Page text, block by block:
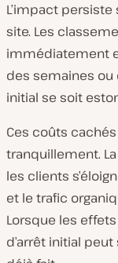
L’impact
site. Les
immédiatement
des semaines ou
initial se soit
Ces coûts
tranquillement.
les clients
et le trafic
Lorsque les
d’arrêt initial